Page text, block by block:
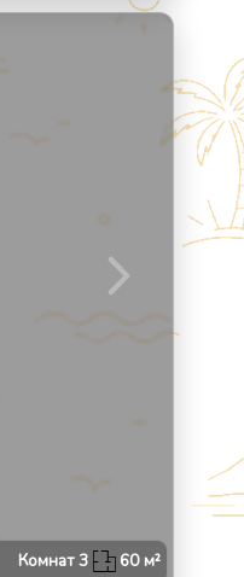
Комнат3 60м²